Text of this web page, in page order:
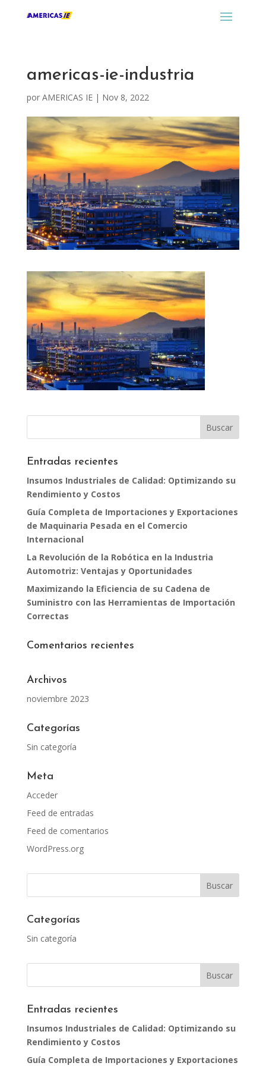
americas-ie-industria
por AMERICAS IE| Nov 8, 2022
Entradas recientes
Insumos Industriales de Calidad: Optimizando su
Rendimiento y Costos
Guía Completa de Importaciones y Exportaciones
de Maquinaria Pesada en el Comercio
Internacional
La Revolución de la Robótica en la Industria
Automotriz: Ventajas y Oportunidades
Maximizando la Eficiencia de su Cadena de
Suministro con las Herramientas de Importación
Correctas
Comentarios recientes
Archivos
noviembre 2023
Categorías
Sin categoría
Meta
Acceder
Feed de entradas
Feed de comentarios
WordPress.org
Categorías
Sin categoría
Entradas recientes
Insumos Industriales de Calidad: Optimizando su
Rendimiento y Costos
Guía Completa de Importaciones y Exportaciones